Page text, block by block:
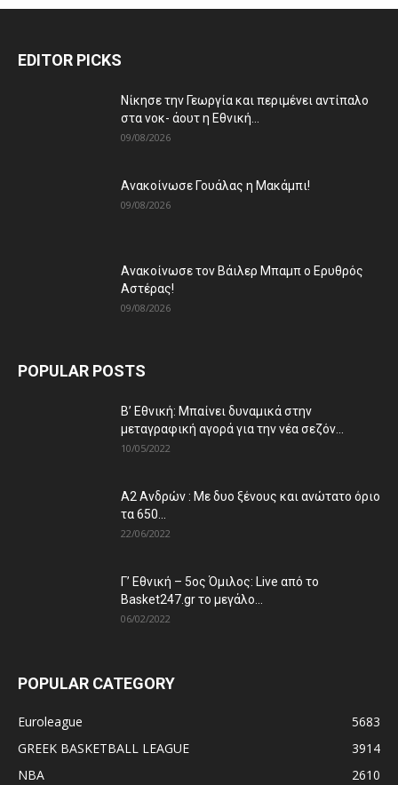
EDITOR PICKS
Νίκησε την Γεωργία και περιμένει αντίπαλο
στα νοκ- άουτ η Εθνική...
09/08/2026
Ανακοίνωσε Γουάλας η Μακάμπι!
09/08/2026
Ανακοίνωσε τον Βάιλερ Μπαμπ ο Ερυθρός
Αστέρας!
09/08/2026
POPULAR POSTS
Β’ Εθνική: Μπαίνει δυναμικά στην
μεταγραφική αγορά για την νέα σεζόν...
10/05/2022
Α2 Ανδρών : Με δυο ξένους και ανώτατο όριο
τα 650...
22/06/2022
Γ’ Εθνική – 5ος Όμιλος: Live από το
Basket247.gr το μεγάλο...
06/02/2022
POPULAR CATEGORY
Euroleague
5683
GREEK BASKETBALL LEAGUE
3914
NBA
2610